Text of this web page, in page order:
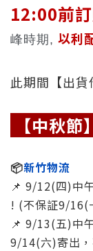
12:00前
峰時期, 以利
此期間【出
【中秋節】
📦新竹物流
📌 9/12(四)中
! (不保証9/16(
📌 9/13(五)中
9/14(六)寄出